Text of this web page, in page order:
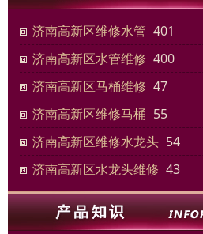
济南高新区维修水管 401
济南高新区水管维修 400
济南高新区马桶维修 47
济南高新区维修马桶 55
济南高新区维修水龙头 54
济南高新区水龙头维修 43